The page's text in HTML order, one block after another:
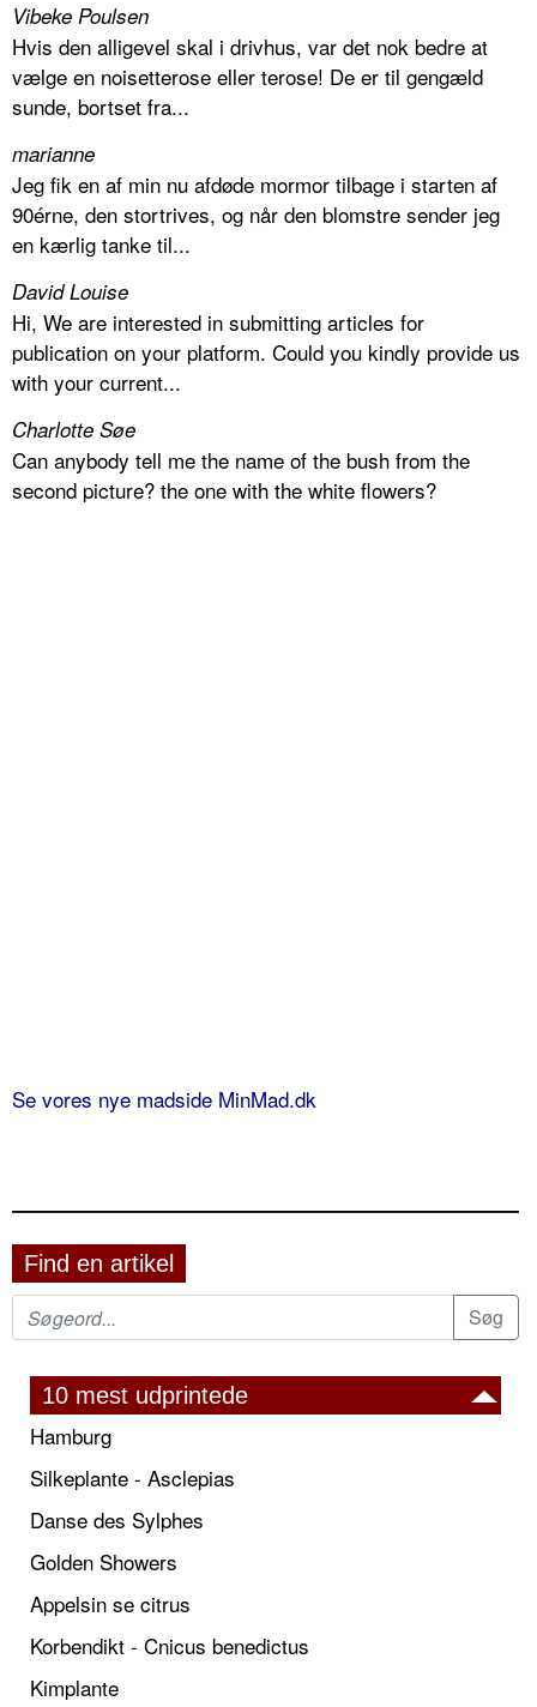
Vibeke Poulsen
Hvis den alligevel skal i drivhus, var det nok bedre at
vælge en noisetterose eller terose! De er til gengæld
sunde, bortset fra...
marianne
Jeg fik en af min nu afdøde mormor tilbage i starten af
90érne, den stortrives, og når den blomstre sender jeg
en kærlig tanke til...
David Louise
Hi, We are interested in submitting articles for
publication on your platform. Could you kindly provide us
with your current...
Charlotte Søe
Can anybody tell me the name of the bush from the
second picture? the one with the white flowers?
Se vores nye madside MinMad.dk
Find en artikel
10 mest udprintede
Hamburg
Silkeplante - Asclepias
Danse des Sylphes
Golden Showers
Appelsin se citrus
Korbendikt - Cnicus benedictus
Kimplante